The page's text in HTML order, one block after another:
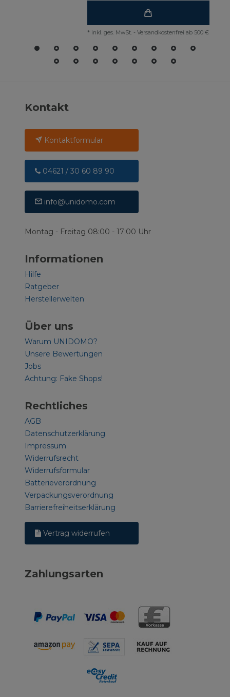
* inkl. ges. MwSt. - Versandkostenfrei ab 500 €
Kontakt
Kontaktformular
04621 / 30 60 89 90
info@unidomo.com
Montag - Freitag 08:00 - 17:00 Uhr
Informationen
Hilfe
Ratgeber
Herstellerwelten
Über uns
Warum UNIDOMO?
Unsere Bewertungen
Jobs
Achtung: Fake Shops!
Rechtliches
AGB
Datenschutzerklärung
Impressum
Widerrufsrecht
Widerrufsformular
Batterieverordnung
Verpackungsverordnung
Barrierefreiheitserklärung
Vertrag widerrufen
Zahlungsarten